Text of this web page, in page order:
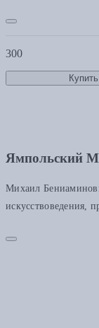
300
Купить
Ямпольский
Михаил
искусствоведения,